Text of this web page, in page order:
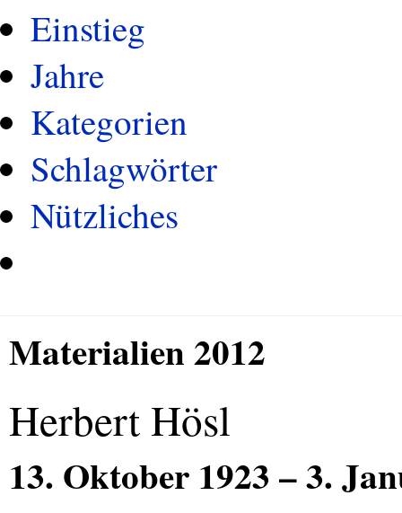
Einstieg
Jahre
Kategorien
Schlagwörter
Nützliches
Materialien 2012
Herbert Hösl
13. Oktober 1923 – 3.